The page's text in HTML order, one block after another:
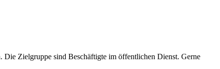
Die Zielgruppe sind Beschäftigte im öffentlichen Dienst. Gerne